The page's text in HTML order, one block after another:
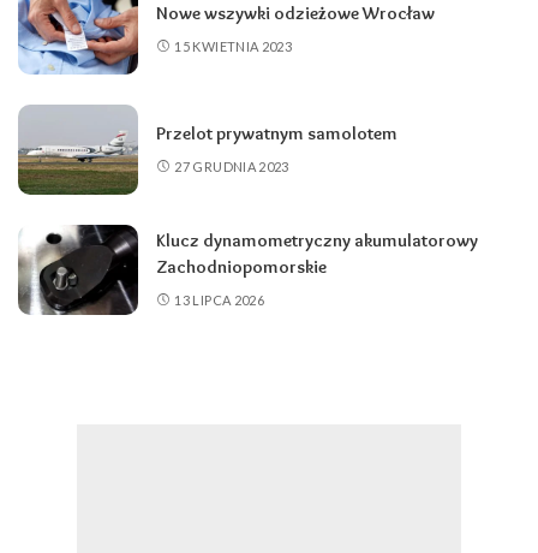
Nowe wszywki odzieżowe Wrocław
15 KWIETNIA 2023
Przelot prywatnym samolotem
27 GRUDNIA 2023
Klucz dynamometryczny akumulatorowy
Zachodniopomorskie
13 LIPCA 2026